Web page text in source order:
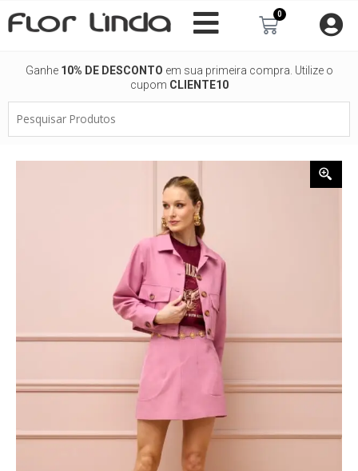
para
0
Carrinho
Ganhe 10% DE DESCONTO em sua primeira compra. Utilize o
cupom CLIENTE10
Produtos